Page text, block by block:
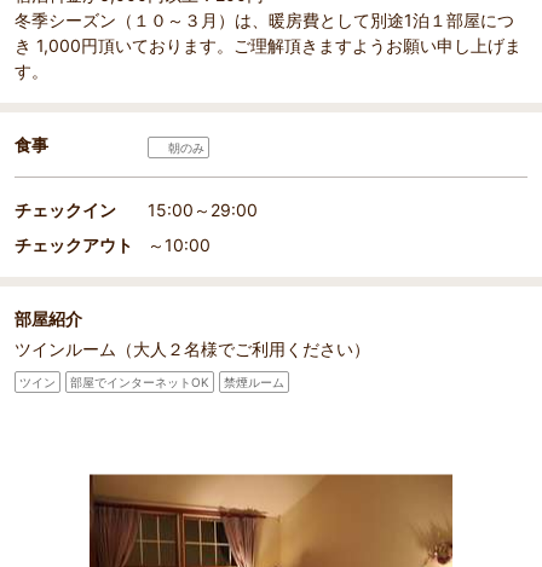
冬季シーズン（１０～３月）は、暖房費として別途1泊１部屋につ
き 1,000円頂いております。ご理解頂きますようお願い申し上げま
す。
食事 朝のみ
チェックイン
15:00～29:00
チェックアウト
～10:00
部屋紹介
ツインルーム（大人２名様でご利用ください）
ツイン 部屋でインターネットOK 禁煙ルーム
部屋詳細 （1/3）
evi
字
リラックスブルーで統一されたゲストルーム。間接照明